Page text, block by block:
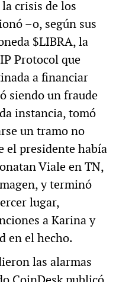
crisis de los
–o, según sus
$LIBRA, la
Protocol que
a financiar
siendo un fraude
instancia, tomó
un tramo no
el presidente había
Viale en TN,
y terminó
lugar,
a Karina y
en el hecho.
las alarmas